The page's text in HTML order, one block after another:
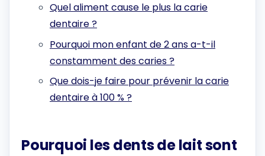
Quel aliment cause le plus la carie
dentaire ?
Pourquoi mon enfant de 2 ans a-t-il
constamment des caries ?
Que dois-je faire pour prévenir la carie
dentaire à 100 % ?
Pourquoi les dents de lait sont